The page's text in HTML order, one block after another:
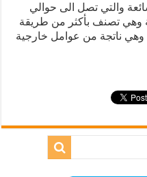
والتي تصل الى حوالي
وهي تصنف بأكثر من طريقة
وهي ناتجة من عوامل خارجية